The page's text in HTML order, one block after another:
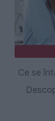
Ce se